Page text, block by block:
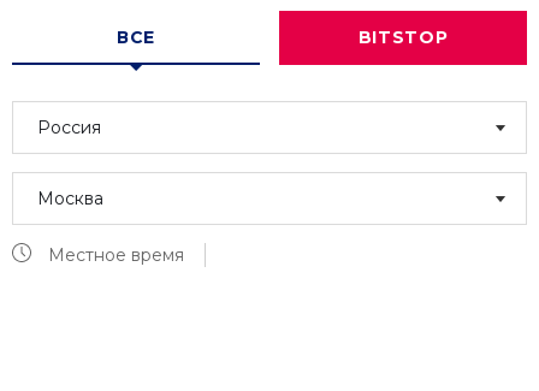
ВСЕ BITSTOP
Россия
Москва
Местное время